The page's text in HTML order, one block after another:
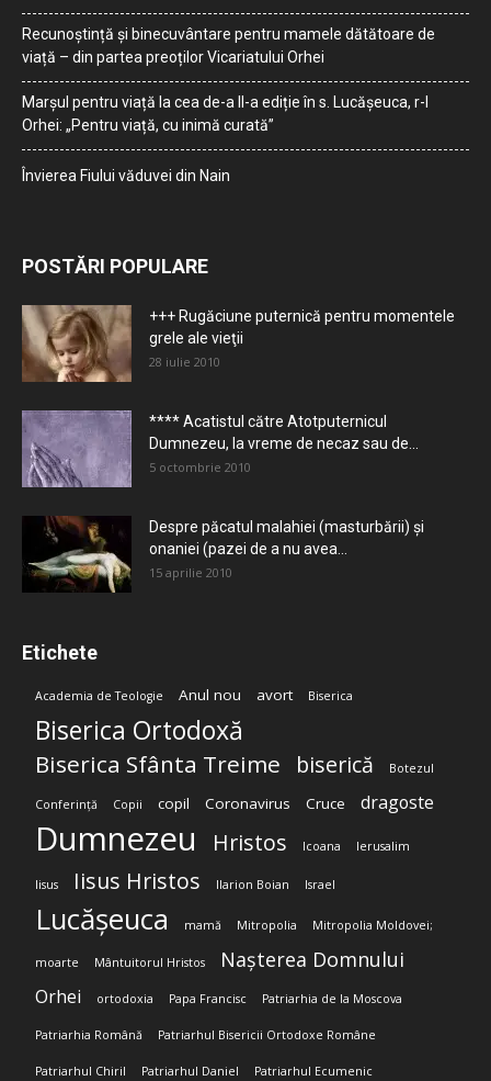
Recunoștință și binecuvântare pentru mamele dătătoare de
viață – din partea preoților Vicariatului Orhei
Marșul pentru viață la cea de-a II-a ediție în s. Lucășeuca, r-l
Orhei: „Pentru viață, cu inimă curată”
Învierea Fiului văduvei din Nain
POSTĂRI POPULARE
+++ Rugăciune puternică pentru momentele
grele ale vieţii
28 iulie 2010
**** Acatistul către Atotputernicul
Dumnezeu, la vreme de necaz sau de...
5 octombrie 2010
Despre păcatul malahiei (masturbării) şi
onaniei (pazei de a nu avea...
15 aprilie 2010
Etichete
Academia de Teologie Anul nou avort Biserica
Biserica Ortodoxă
Biserica Sfânta Treime biserică Botezul
Conferință Copii copil Coronavirus Cruce dragoste
Dumnezeu Hristos Icoana Ierusalim
Iisus Iisus Hristos Ilarion Boian Israel
Lucășeuca mamă Mitropolia Mitropolia Moldovei;
moarte Mântuitorul Hristos Nașterea Domnului
Orhei ortodoxia Papa Francisc Patriarhia de la Moscova
Patriarhia Română Patriarhul Bisericii Ortodoxe Române
Patriarhul Chiril Patriarhul Daniel Patriarhul Ecumenic